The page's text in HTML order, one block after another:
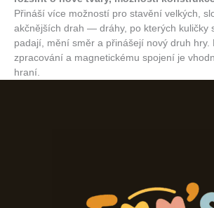
Přináší více možností pro stavění velkých,
akčnějších drah — dráhy, po kterých kuličky
padají, mění směr a přinášejí nový druh hry.
zpracování a magnetickému spojení je
hraní.